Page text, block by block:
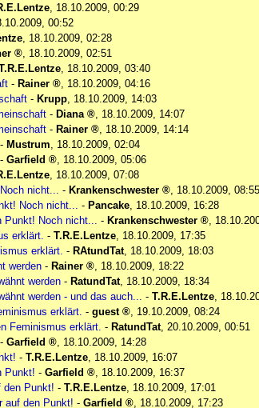
, 18.10.2009, 00:29
00:52
, 18.10.2009, 02:28
, 18.10.2009, 02:51
, 18.10.2009, 03:40
- Rainer , 18.10.2009, 04:16
- Krupp, 18.10.2009, 14:03
- Diana , 18.10.2009, 14:07
- Rainer , 18.10.2009, 14:14
- Mustrum, 18.10.2009, 02:04
- Garfield , 18.10.2009, 05:06
, 18.10.2009, 07:08
nicht... - Krankenschwester , 18.10.2009, 08:55
Noch nicht... - Pancake, 18.10.2009, 16:28
Punkt! Noch nicht... - Krankenschwester ,
erklärt. - T.R.E.Lentze, 18.10.2009, 17:35
erklärt. - RAtundTat, 18.10.2009, 18:03
werden - Rainer , 18.10.2009, 18:22
werden - RatundTat, 18.10.2009, 18:34
werden - und das auch... - T.R.E.Lentze,
erklärt. - guest , 19.10.2009, 08:24
Feminismus erklärt. - RatundTat, 20.10.2009, 00:51
- Garfield , 18.10.2009, 14:28
- T.R.E.Lentze, 18.10.2009, 16:07
Punkt! - Garfield , 18.10.2009, 16:37
den Punkt! - T.R.E.Lentze, 18.10.2009, 17:01
auf den Punkt! - Garfield , 18.10.2009, 17:23